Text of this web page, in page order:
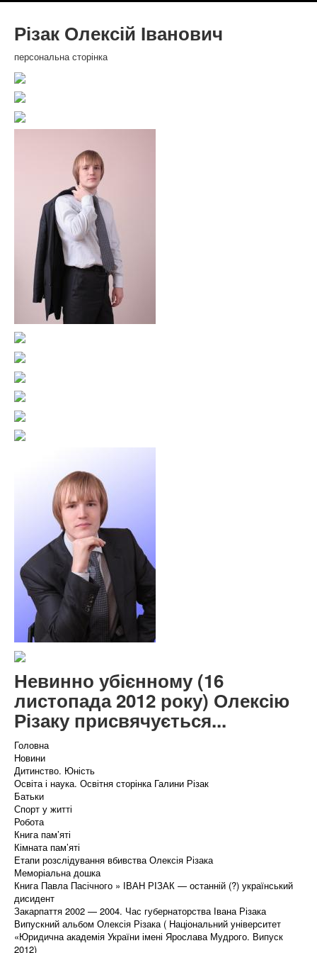
Різак Олексій Іванович
персональна сторінка
Невинно убієнному (16
листопада 2012 року) Олексію
Різаку присвячується...
Головна
Новини
Дитинство. Юність
Освіта і наука. Освітня сторінка Галини Різак
Батьки
Спорт у житті
Робота
Книга пам’яті
Кімната пам’яті
Етапи розслідування вбивства Олексія Різака
Меморіальна дошка
Книга Павла Пасічного » ІВАН РІЗАК — останній (?) український
дисидент
Закарпаття 2002 — 2004. Час губернаторства Івана Різака
Випускний альбом Олексія Різака ( Національний університет
«Юридична академія України імені Ярослава Мудрого. Випуск
2012)